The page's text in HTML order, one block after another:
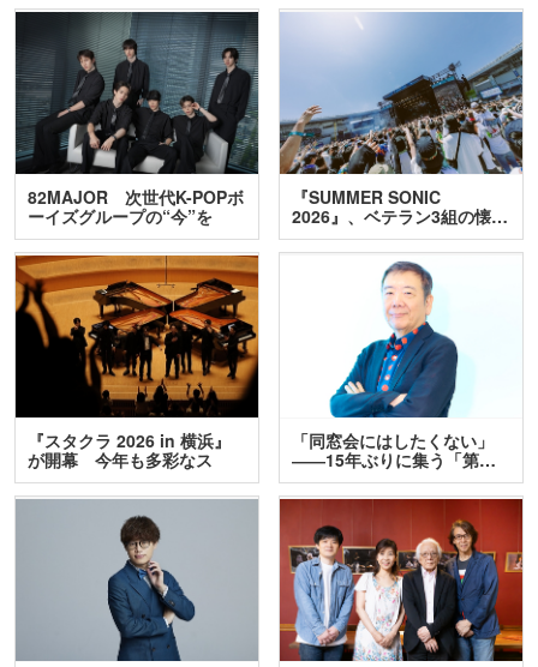
82MAJOR 次世代K-POPボ
ーイズグループの“今”を
訊…
『SUMMER SONIC
2026』、ベテラン3組の懐…
『スタクラ 2026 in 横浜』
が開幕 今年も多彩なス
テ…
「同窓会にはしたくない」
――15年ぶりに集う「第…